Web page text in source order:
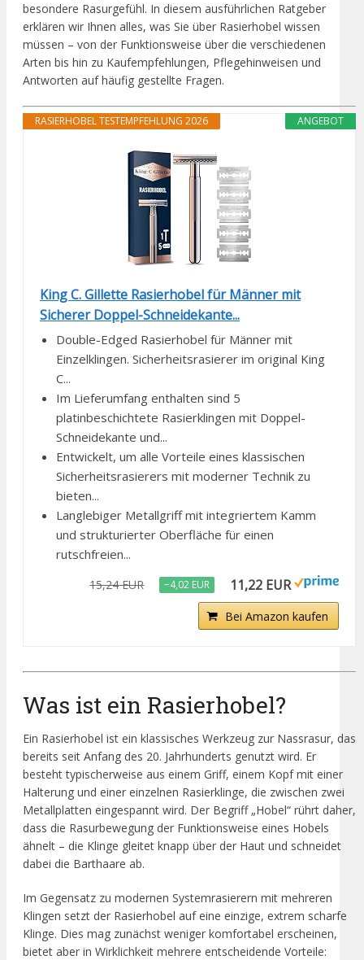
besondere Rasurgefühl. In diesem ausführlichen Ratgeber
erklären wir Ihnen alles, was Sie über Rasierhobel wissen
müssen – von der Funktionsweise über die verschiedenen
Arten bis hin zu Kaufempfehlungen, Pflegehinweisen und
Antworten auf häufig gestellte Fragen.
ANGEBOT
RASIERHOBEL TESTEMPFEHLUNG 2026
King C. Gillette Rasierhobel für Männer mit
Sicherer Doppel-Schneidekante...
Double-Edged Rasierhobel für Männer mit
Einzelklingen. Sicherheitsrasierer im original King
C...
Im Lieferumfang enthalten sind 5
platinbeschichtete Rasierklingen mit Doppel-
Schneidekante und...
Entwickelt, um alle Vorteile eines klassischen
Sicherheitsrasierers mit moderner Technik zu
bieten...
Langlebiger Metallgriff mit integriertem Kamm
und strukturierter Oberfläche für einen
rutschfreien...
15,24 EUR −4,02 EUR 11,22 EUR
Bei Amazon kaufen
Was ist ein Rasierhobel?
Ein Rasierhobel ist ein klassisches Werkzeug zur Nassrasur, das
bereits seit Anfang des 20. Jahrhunderts genutzt wird. Er
besteht typischerweise aus einem Griff, einem Kopf mit einer
Halterung und einer einzelnen Rasierklinge, die zwischen zwei
Metallplatten eingespannt wird. Der Begriff „Hobel“ rührt daher,
dass die Rasurbewegung der Funktionsweise eines Hobels
ähnelt – die Klinge gleitet knapp über der Haut und schneidet
dabei die Barthaare ab.
Im Gegensatz zu modernen Systemrasierern mit mehreren
Klingen setzt der Rasierhobel auf eine einzige, extrem scharfe
Klinge. Dies mag zunächst weniger komfortabel erscheinen,
bietet aber in Wirklichkeit mehrere entscheidende Vorteile: